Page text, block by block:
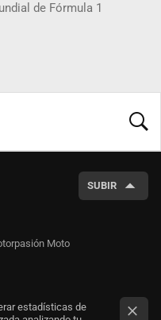
de Fórmula 1
SUBIR
Moto
estadísticas de